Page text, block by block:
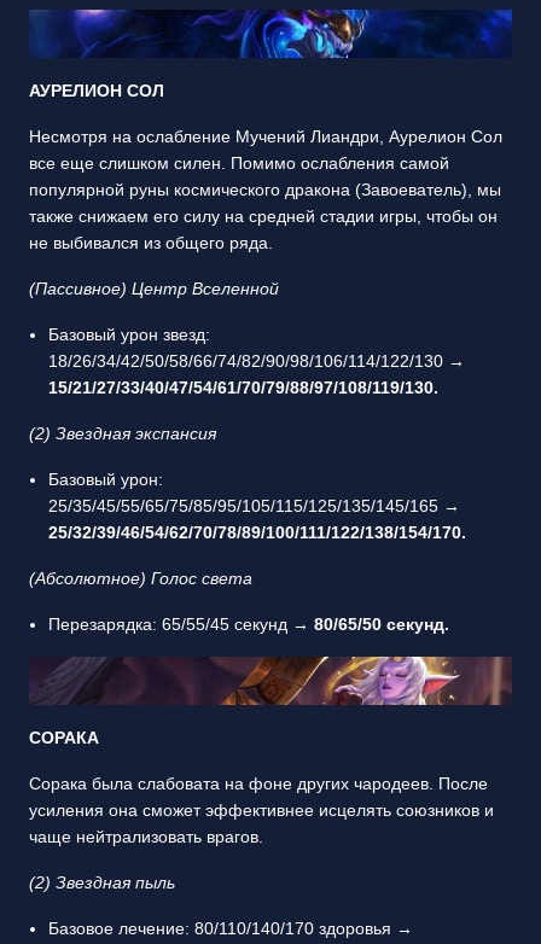
АУРЕЛИОН СОЛ
Несмотря на ослабление Мучений Лиандри, Аурелион Сол
все еще слишком силен. Помимо ослабления самой
популярной руны космического дракона (Завоеватель), мы
также снижаем его силу на средней стадии игры, чтобы он
не выбивался из общего ряда.
(Пассивное) Центр Вселенной
Базовый урон звезд:
18/26/34/42/50/58/66/74/82/90/98/106/114/122/130 →
15/21/27/33/40/47/54/61/70/79/88/97/108/119/130.
(2) Звездная экспансия
Базовый урон:
25/35/45/55/65/75/85/95/105/115/125/135/145/165 →
25/32/39/46/54/62/70/78/89/100/111/122/138/154/170.
(Абсолютное) Голос света
Перезарядка: 65/55/45 секунд → 80/65/50 секунд.
СОРАКА
Сорака была слабовата на фоне других чародеев. После
усиления она сможет эффективнее исцелять союзников и
чаще нейтрализовать врагов.
(2) Звездная пыль
Базовое лечение: 80/110/140/170 здоровья →